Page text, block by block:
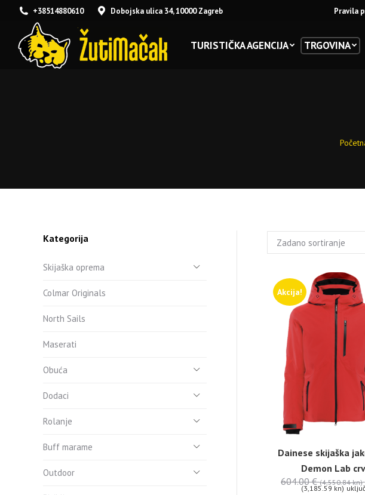
+38514880610 Dobojska ulica 34, 10000 Zagreb Pravila
TURISTIČKA AGENCIJA TRGOVINA
Akcija!
Dainese skijaška
Demon Lab
604.00€ (4,550.84 kn)
(3,185.59 kn)
Kategorija
Skijaška oprema
Colmar Originals
North Sails
Maserati
Obuća
Dodaci
Rolanje
Buff marame
Outdoor